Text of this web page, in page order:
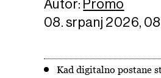
Autor: Promo
08. srpanj 2026,
Kad digitalno postane